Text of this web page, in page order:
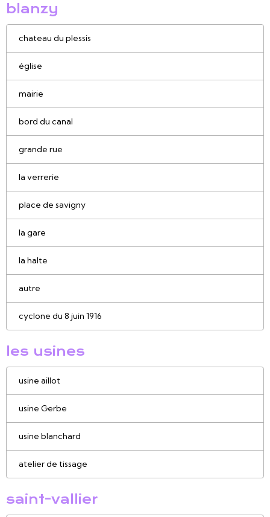
blanzy
chateau du plessis
église
mairie
bord du canal
grande rue
la verrerie
place de savigny
la gare
la halte
autre
cyclone du 8 juin 1916
les usines
usine aillot
usine Gerbe
usine blanchard
atelier de tissage
saint-vallier